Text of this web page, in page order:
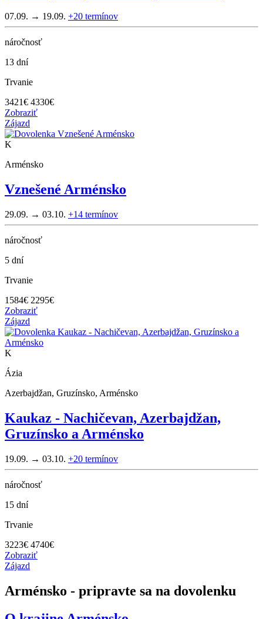
07.09. → 19.09. +20 termínov
náročnosť
13 dní
Trvanie
3421€ 4330€
Zobraziť
Zájazd
K
Arménsko
Vznešené Arménsko
29.09. → 03.10. +14 termínov
náročnosť
5 dní
Trvanie
1584€ 2295€
Zobraziť
Zájazd
K
Ázia
Azerbajdžan, Gruzínsko, Arménsko
Kaukaz - Nachičevan, Azerbajdžan,
Gruzínsko a Arménsko
19.09. → 03.10. +20 termínov
náročnosť
15 dní
Trvanie
3223€ 4740€
Zobraziť
Zájazd
Arménsko - pripravte sa na dovolenku